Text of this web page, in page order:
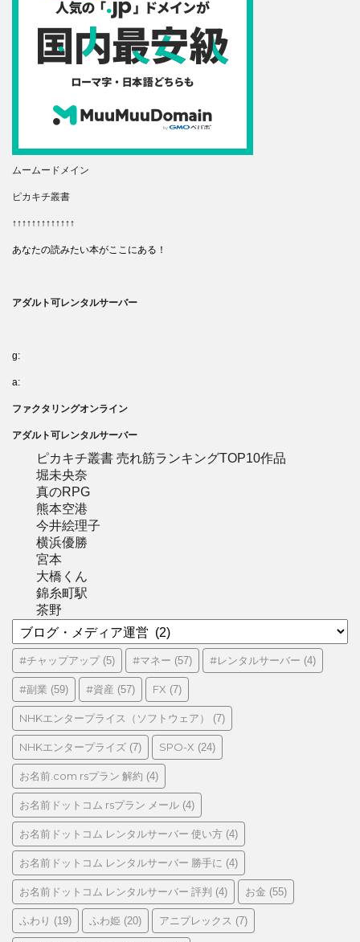
ムームードメイン
ピカキチ叢書
↑↑↑↑↑↑↑↑↑↑↑↑↑
あなたの読みたい本がここにある！
アダルト可レンタルサーバー
g:
a:
ファクタリングオンライン
アダルト可レンタルサーバー
ピカキチ叢書 売れ筋ランキングTOP10作品
堀未央奈
真のRPG
熊本空港
今井絵理子
横浜優勝
宮本
大橋くん
錦糸町駅
茶野
カ
テ
ゴ
リ
ー
#チャップアップ(5) #マネー (57) #レンタルサーバー (4)
#副業 (59) #資産 (57) FX (7)
NHKエンタープライス（ソフトウェア） (7)
NHKエンタープライズ (7) SPO-X (24)
お名前.com rsプラン 解約 (4)
お名前ドットコム rsプラン メール (4)
お名前ドットコム レンタルサーバー 使い方 (4)
お名前ドットコム レンタルサーバー 勝手に (4)
お名前ドットコム レンタルサーバー 評判 (4) お金 (55)
ふわり (19) ふわ姫 (20) アニプレックス (7)